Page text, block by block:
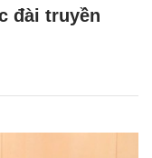
đài truyền